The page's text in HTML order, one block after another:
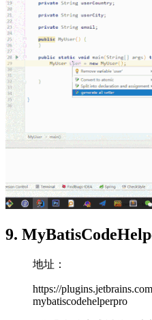
9.
地址：
https://
mybatiscodehelperpro